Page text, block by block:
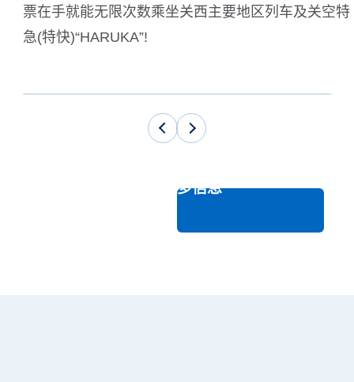
票在手就能无限次数乘坐关西主要地区列车及关空特
急(特快)“HARUKA”!
查看更多信息